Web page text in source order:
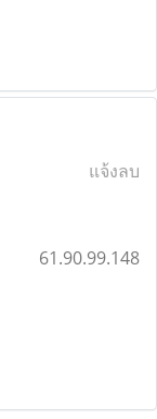
แจ้งลบ
61.90.99.148